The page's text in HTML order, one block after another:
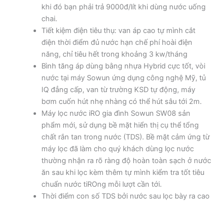
khi đó bạn phải trả 9000đ/lít khi dùng nước uống
chai.
Tiết kiệm điện tiêu thụ: van áp cao tự mình cắt
điện thời điểm đủ nước hạn chế phí hoài điện
năng, chỉ tiêu hết trong khoảng 3 kw/tháng
Bình tăng áp dùng bằng nhựa Hybrid cực tốt, vòi
nước tại máy Sowun ứng dụng công nghệ Mỹ, tủ
IQ đẳng cấp, van từ trường KSD tự động, máy
bơm cuốn hút nhẹ nhàng có thể hút sâu tới 2m.
Máy lọc nước iRO gia đình Sowun SW08 sản
phẩm mới, sử dụng bề mặt hiển thị cụ thể tổng
chất rắn tan trong nước (TDS). Bề mặt cảm ứng từ
máy lọc đã làm cho quý khách dùng lọc nước
thường nhận ra rõ ràng độ hoàn toàn sạch ở nước
ăn sau khi lọc kèm thêm tự mình kiểm tra tốt tiêu
chuẩn nước tiROng mỗi lượt cần tới.
Thời điểm con số TDS bởi nước sau lọc bày ra cao